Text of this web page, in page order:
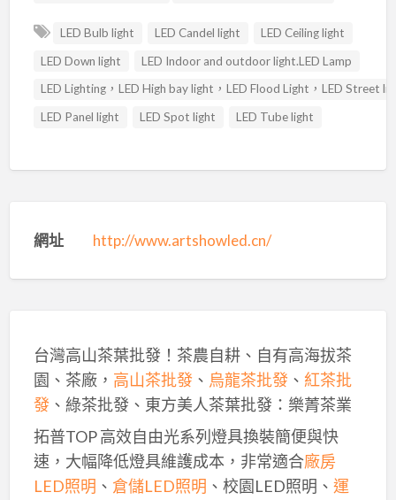
LED Bulb light LED Candel light
LED Ceiling light
LED Down light
LED Indoor and outdoor light.LED Lamp
LED Lighting，LED High bay light，LED Flood Light，LED Street
LED Panel light
LED Spot light LED Tube light
網址 http://www.artshowled.cn/
台灣高山茶葉批發！茶農自耕、自有高海拔茶
園、茶廠， 高山茶批發、 烏龍茶批發、 紅茶批
發、綠茶批發、東方美人茶葉批發：樂菁茶業
拓普TOP 高效自由光系列燈具換裝簡便與快
速，大幅降低燈具維護成本，非常適合廠房
LED照明 、 倉儲LED照明 、校園LED照明、 運